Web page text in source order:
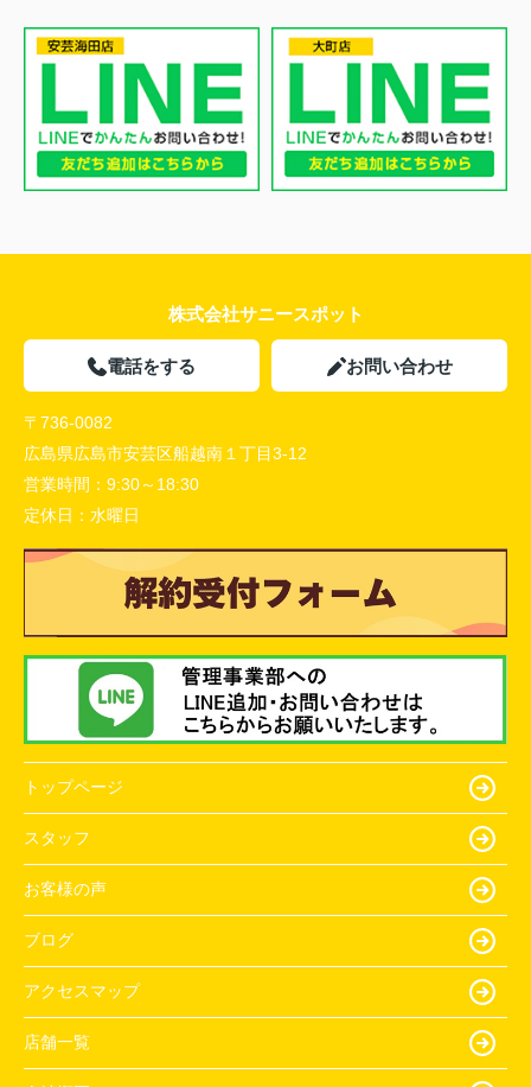
株式会社サニースポット
電話をする お問い合わせ
〒736-0082
広島県広島市安芸区船越南１丁目3-12
営業時間： 9:30～18:30
定休日： 水曜日
トップページ
スタッフ
お客様の声
ブログ
アクセスマップ
店舗一覧